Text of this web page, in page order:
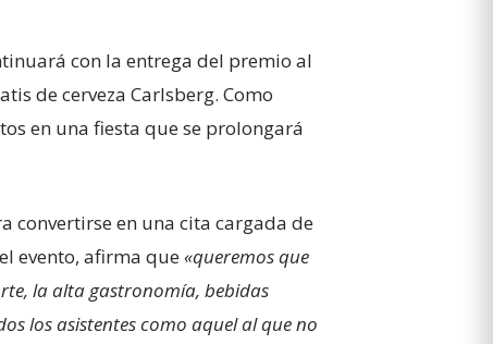
con la entrega del premio al
de cerveza Carlsberg. Como
en una fiesta que se prolongará
convertirse en una cita cargada de
evento, afirma que «queremos que
la alta gastronomía, bebidas
los asistentes como aquel al que no